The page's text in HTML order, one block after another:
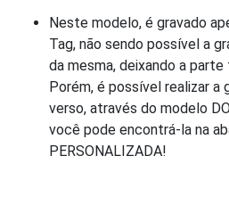
Neste modelo, é gravado
Tag, não sendo possível a
da mesma, deixando a
Porém, é possível realizar a
verso, através do modelo
você pode encontrá-la na
PERSONALIZADA!